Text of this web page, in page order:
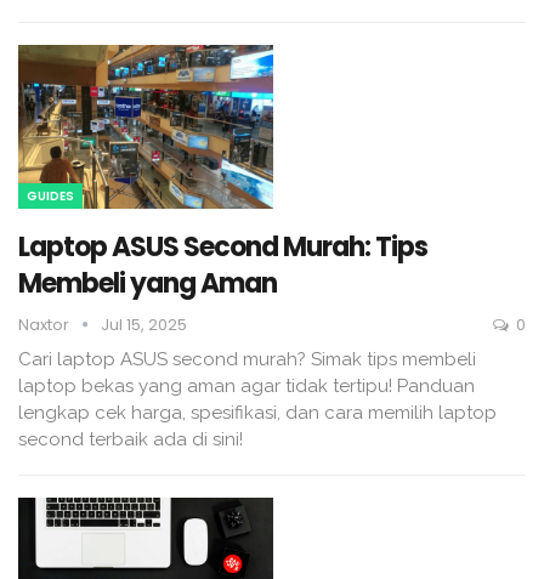
GUIDES
Laptop ASUS Second Murah: Tips
Membeli yang Aman
Naxtor Jul 15, 2025 0
Cari laptop ASUS second murah? Simak tips membeli
laptop bekas yang aman agar tidak tertipu! Panduan
lengkap cek harga, spesifikasi, dan cara memilih laptop
second terbaik ada di sini!